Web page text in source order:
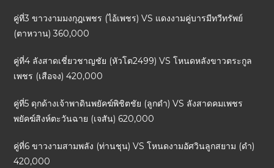
คู่ที่3 ขาวงามมงกุฎเพชร (ไอ้เพชร) VS แดงงามคู่บารมีทวีทรัพย์
(ตาหวาน) 360,000
คู่ที่4 ลังสาดเชี่ยวชาญชัย (หัวโต2499) VS โหนดหลังขาวตระกูล
เพชร (เสือจง) 420,000
คู่ที่5 ดุกด้างเจ้าพาดินพยัคฆ์พิชิตชัย (ลูกดำ) VS ลังสาดคมเพชร
พยัคฆ์สิงห์ตะวันฉาย (เจสัน) 620,000
คู่ที่6 ขาวงามสามพลัง (ท่านชุน) VS โหนดงามอัศวินลูกสยาม (ดำ)
420,000